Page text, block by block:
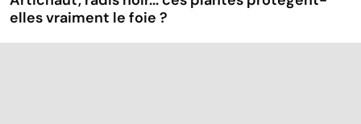
elles vraiment le foie ?